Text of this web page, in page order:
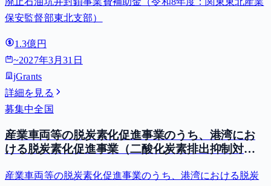
保安監督部東北支部）
1.3億円
~2027年3月31日
jGrants
詳細を見る
募集中全国
産業車両等の脱炭素化促進事業のうち、港湾にお
ける脱炭素化促進事業（二酸化炭素排出抑制対策
産業車両等の脱炭素化促進事業のうち、港湾における脱炭